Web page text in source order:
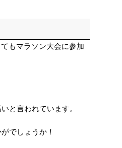
もマラソン大会に参加
と言われています。
でしょうか！